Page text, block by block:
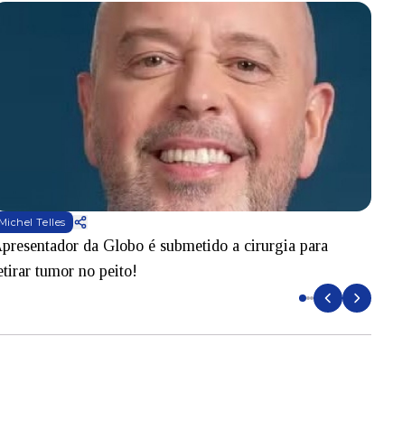
Michel Telles
da Globo é submetido a cirurgia para
tumor no peito!